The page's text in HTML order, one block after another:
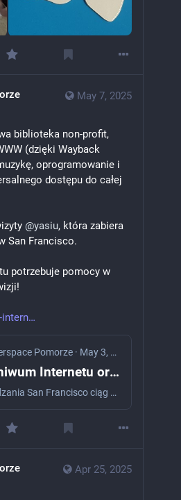
May 7, 2025
biblioteka non-profit,
(dzięki Wayback
oprogramowanie i
dostępu do całej
@yasiu, która zabiera
San Francisco.
potrzebuje pomocy w
Pomorze · May 3, 2025
Archiwum Internetu oraz telewizyjne "Call to Action"
Zwiedzania San Francisco ciąg dalszy, a w dzisiejszym odcinku przesyłam pozdrowienia z Internet Archive! Czym jest ta instytucja? Archiwum Internetu, dostępne pod adresem Archive.org, to cyfrowa biblioteka non-profit założona w celu archiwizacji zasobów internetowych i innych materiałów cyfrowych. Jego najbardziej znaną częścią jest “Wayback Machine”, która regularnie zapisuje kopie stron internetowych, pozwalając użytkownikom zobaczyć, jak wyglądały one w przeszłości. Oprócz stron WWW, Archiwu...
Apr 25, 2025